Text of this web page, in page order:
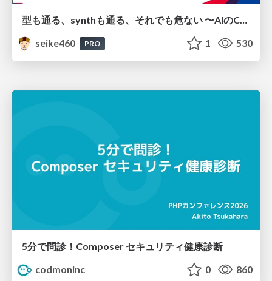
型も通る、synthも通る、それでも危ない 〜AIのCDKの権限とコストを機械で検証する〜 / It Passes Type Checks, It Passes Synth Checks, but It’s Still Risky — Automatically Verifying Permissions and Costs in AI’s CDK —
seike460
PRO 1 530
5分で問診！Composer セキュリティ健康診断
codmoninc
0 860